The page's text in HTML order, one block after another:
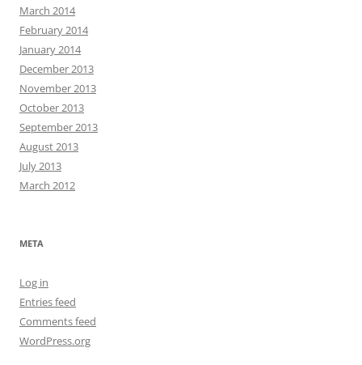
March 2014
February 2014
January 2014
December 2013
November 2013
October 2013
September 2013
August 2013
July 2013
March 2012
META
Log in
Entries feed
Comments feed
WordPress.org